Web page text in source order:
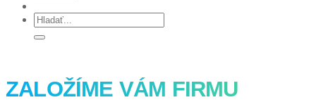
ZALOŽÍME VÁM FIRMU